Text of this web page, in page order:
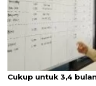
Stok beras 40.652
Cukup untuk 3,4